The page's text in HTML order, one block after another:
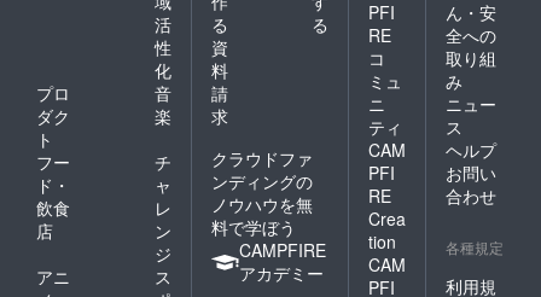
活
性
化
プロ
ダク
ト
音
楽
フー
ド・
飲食
店
チ
ャ
レ
ン
ジ
アニ
ス
る
る
資
料
請
求
クラウドファ
ンディングの
ノウハウを無
料で学ぼう
CAMPFIRE
アカデミー
PFI
RE
コ
ミュ
ニ
ティ
CAM
PFI
RE
Crea
tion
CAM
PFI
ん・安
全への
取り組
み
ニュー
ス
ヘルプ
お問い
合わせ
各種規定
利用規